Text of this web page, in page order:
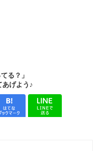
る？」
あげよう♪